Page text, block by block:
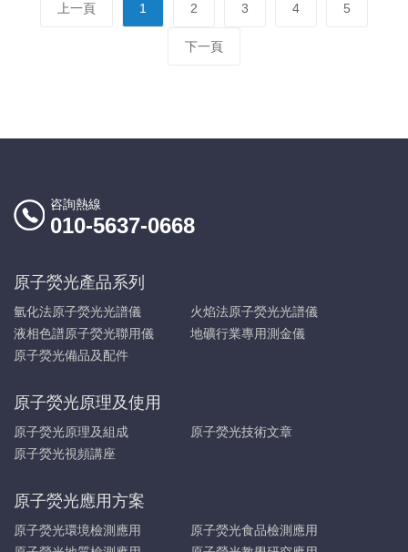
上一頁 1 2 3 4 5
下一頁
咨詢熱線
010-5637-0668
原子熒光產品系列
氫化法原子熒光光譜儀
火焰法原子熒光光譜儀
液相色譜原子熒光聯用儀
地礦行業專用測金儀
原子熒光備品及配件
原子熒光原理及使用
原子熒光原理及組成
原子熒光技術文章
原子熒光視頻講座
原子熒光應用方案
原子熒光環境檢測應用
原子熒光食品檢測應用